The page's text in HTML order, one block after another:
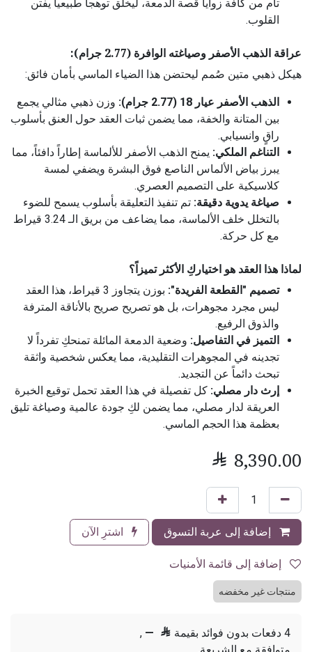
تام من كافة زوايا قصة الدمعة، ليخلق توهجاً طبيعياً يفتن
القلوب.
عراقة الذهب الأصفر وصياغته الوافرة (2.77 جرام):
هيكل ذهبي متين صُمم ليحتضن هذا الضياء الماسي بأمان فائق:
الذهب الأصفر عيار 18 (2.77 جرام):
وزن ذهبي مثالي يجمع
بين المتانة والخفة، مما يضمن ثبات العقد حول العنق بأسلوب
راقٍ وانسيابي.
التناغم الملكي: يمنح الذهب الأصفر للألماسة إطاراً دافئاً، مما
يبرز بياض الألماس الناصع فوق البشرة ويضفي لمسة
كلاسيكية على التصميم العصري.
صياغة يدوية دقيقة: تم تنفيذ التعليقة بأسلوب يسمح للضوء
بالتخلل خلف الألماسة، مما يضاعف من بريق الـ 3.24 قيراط
مع كل حركة.
لماذا هذا العقد هو اختياركِ الأكثر تميزاً؟
تصميم "القطعة الفريدة":
بوزن يتجاوز 3 قيراط، هذا العقد
ليس مجرد مجوهرات، بل هو تصريح صريح بالأناقة المترفة
والذوق الرفيع.
التميز في التفاصيل: وضعية الدمعة المائلة تمنحكِ تفرداً لا
تجدينه في المجوهرات التقليدية، مما يعكس شخصية واثقة
تبحث دائماً عن التجديد.
إرث دار مصلي: كل تفصيلة في هذا العقد تحمل توقيع الخبرة
العريقة لدار مصلي، مما يضمن لكِ جودة عالمية وصياغة تليق
بعظمة هذا الحجم الماسي.
 8,390.00
إضافة إلى عربة التسوق اشترِ الآن
منتجات غير مخفضه
4 دفعات بدون فوائد بقيمة 
—
,